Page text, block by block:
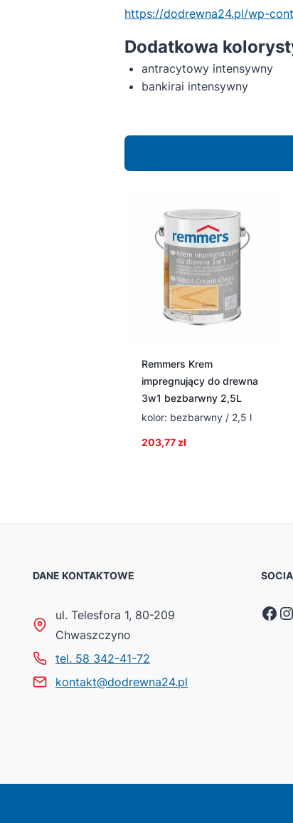
https://dodrewna24.pl/wp-
Dodatkowa
antracytowy intensywny
bankirai intensywny
Remmers Krem
impregnujący do drewna
3w1 bezbarwny 2,5L
kolor: bezbarwny / 2,5 l
203,77zł
DANE KONTAKTOWE
ul. Telesfora 1, 80-209
Chwaszczyno
tel. 58 342-41-72
kontakt@dodrewna24.pl